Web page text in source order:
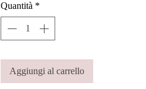
Quantità *
Aggiungi al carrello